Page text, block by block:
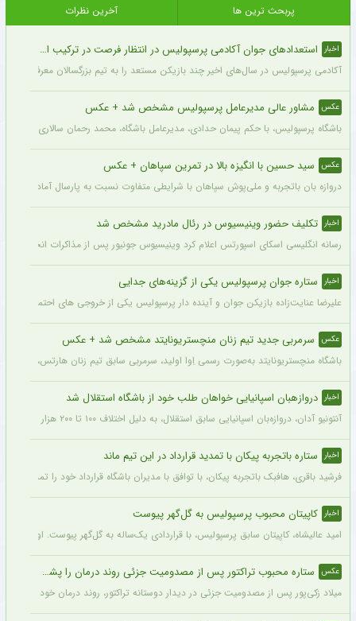
پربحث ترین ها
آخرین نظرات
اخبار استعدادهای جوان آکادمی پرسپولیس در انتظار فرصت در ترکیب اصلی
آکادمی پرسپولیس در سال‌های اخیر چند بازیکن مستعد را به تیم بزرگسالان معرفی
عکس مشاور عالی مدیرعامل پرسپولیس مشخص شد + عکس
باشگاه پرسپولیس، با حکم پیمان حدادی، مدیرعامل باشگاه، محمد رحمان سالاری به
عکس سید حسین با انگیزه بالا در تمرین سپاهان + عکس
دروازه بان باتجربه و ملی‌پوش سپاهان با شرایطی متفاوت نسبت به پارسال آماده شروع
اخبار تکلیف حضور وینیسیوس در رئال مادرید مشخص شد
رسانه انگلیسی اسکای اسپورتس اعلام کرد وینیسیوس جونیور پس از مذاکرات انجام شده
اخبار ستاره جوان پرسپولیس یکی از گزینه‌های جدایی
علیرضا عنایت‌زاده بازیکن جوان و آینده دار پرسپولیس یکی از خروجی های احتمالی
عکس سرمربی جدید تیم زنان منچستریونایتد مشخص شد + عکس
باشگاه منچستریونایتد به‌صورت رسمی اِوا اولید، سرمربی سابق تیم زنان هارتس، را
اخبار دروازهبان اسپانیایی خواهان طلب خود از باشگاه استقلال شد
آنتونیو آدان، دروازه‌بان اسپانیایی سابق استقلال، به دلیل اختلاف ۱۰۰ تا ۲۰۰ هزار یورویی در مطالبات خود، قصد شکایت از باشگاه را دارد.
اخبار ستاره باتجربه پیکان با تمدید قرارداد در این تیم ماند
فرشید باقری، هافبک باتجربه پیکان، با توافق با مدیران باشگاه قرارداد خود را تمدید
اخبار کاپیتان محبوب پرسپولیس به گل‌گهر پیوست
امید عالیشاه، کاپیتان سابق پرسپولیس، با قراردادی یک‌ساله به گل‌گهر پیوست. او
عکس ستاره محبوب تراکتور پس از مصدومیت جزئی روند درمان را پشت سر گذاشت + عکس
میلاد زکی‌پور پس از مصدومیت جزئی در دیدار دوستانه تراکتور، روند درمان خود را